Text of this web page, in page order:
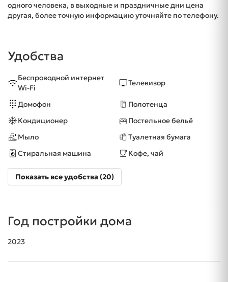
одного человека, в выходные и праздничные дни цена
другая, более точную информацию уточняйте по телефону.
Удобства
Беспроводной интернет
Wi-Fi
Телевизор
Домофон
Полотенца
Кондиционер
Постельное бельё
Мыло
Туалетная бумага
Стиральная машина
Кофе, чай
Показать все удобства (20)
Год постройки дома
2023